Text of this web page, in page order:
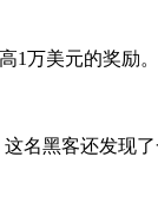
1万美元的奖励。
名黑客还发现